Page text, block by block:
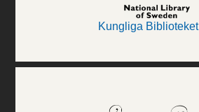
Kungliga Biblioteket